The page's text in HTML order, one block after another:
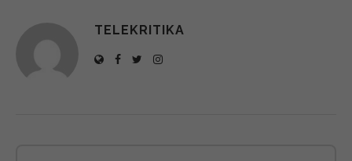
TELEKRITIKA